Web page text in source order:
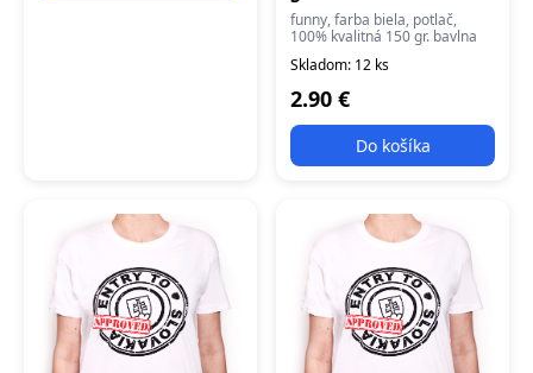
funny, farba biela, potlač,
100% kvalitná 150 gr. bavlna
Skladom: 12 ks
2.90 €
Do košíka